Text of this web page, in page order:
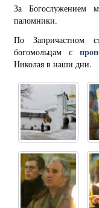
За Богослужением
паломники.
По Запричастном
богомольцам с
Николая в наши дни.